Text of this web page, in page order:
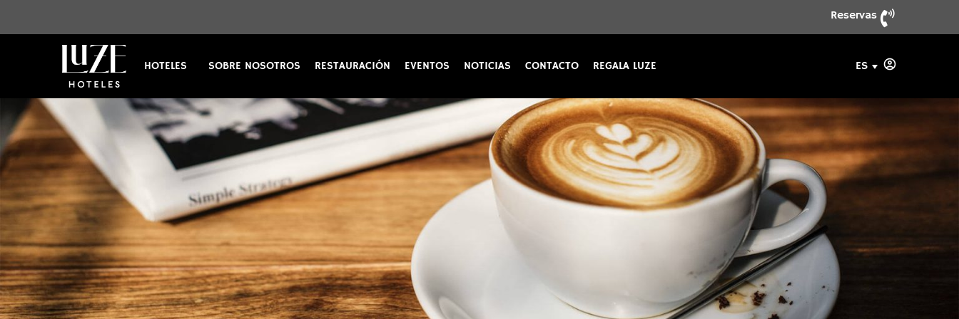
Reservas
HOTELES SOBRE NOSOTROS RESTAURACIÓN EVENTOS NOTICIAS CONTACTO REGALA LUZE ES